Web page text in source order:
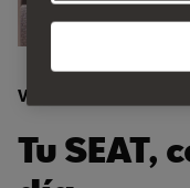
Ventajas
Tu SEAT,